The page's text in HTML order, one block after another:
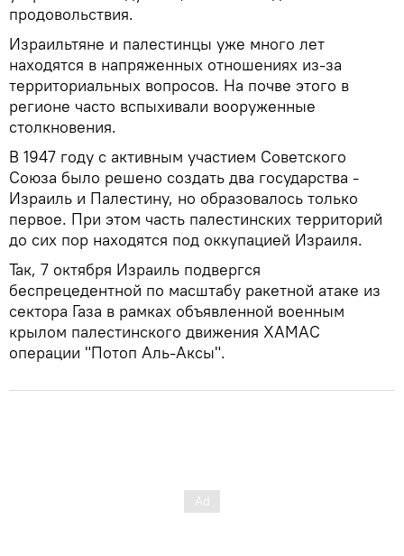
продовольствия.
Израильтяне и палестинцы уже много лет
находятся в напряженных отношениях из-за
территориальных вопросов. На почве этого в
регионе часто вспыхивали вооруженные
столкновения.
В 1947 году с активным участием Советского
Союза было решено создать два государства -
Израиль и Палестину, но образовалось только
первое. При этом часть палестинских территорий
до сих пор находятся под оккупацией Израиля.
Так, 7 октября Израиль подвергся
беспрецедентной по масштабу ракетной атаке из
сектора Газа в рамках объявленной военным
крылом палестинского движения ХАМАС
операции "Потоп Аль-Аксы".